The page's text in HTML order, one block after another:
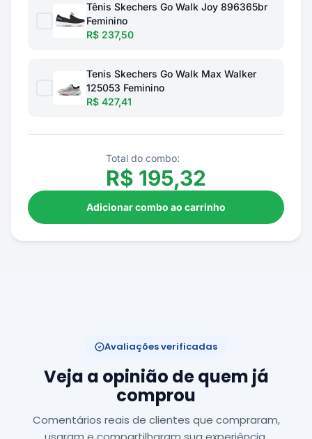
Tênis Skechers Go Walk Joy 896365br
Feminino
R$ 237,50
Tenis Skechers Go Walk Max Walker
125053 Feminino
R$ 427,41
Total do combo:
R$ 195,32
Adicionar combo ao carrinho
Avaliações verificadas
Veja a opinião de quem já
comprou
Comentários reais de clientes que compraram,